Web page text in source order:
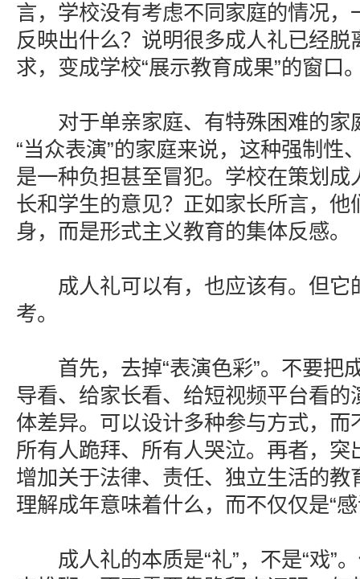
言，学校没有考虑不同家庭的情况，
反映出什么？说明很多成人礼已经脱
求，变成学校“展示教育成果”的窗口
对于单亲家庭、有特殊困难的家
“当众表演”的家庭来说，这种强制性
是一种负担甚至冒犯。学校在策划成
长和学生的意见？正如家长所言，他
身，而是形式主义教育的集体反感。
成人礼可以有，也应该有。但它
考。
首先，去掉“表演色彩”。不要把
导看、给家长看、给短视频平台看的
体差异。可以设计多种参与方式，而
所有人跪拜、所有人哭泣。再者，突
增加关于法律、责任、独立生活的教
理解成年意味着什么，而不仅仅是“
成人礼的本质是“礼”，不是“戏”